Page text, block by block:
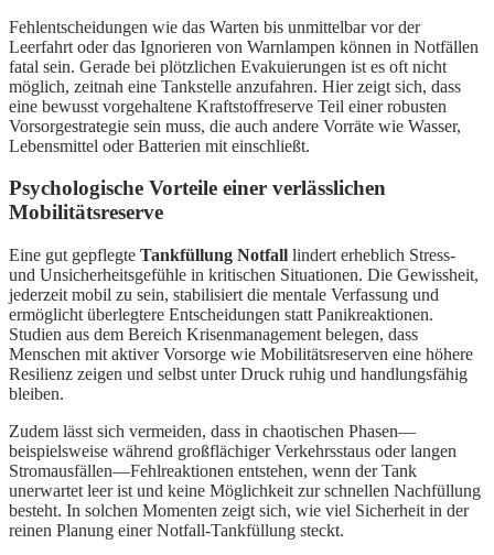
Fehlentscheidungen wie das Warten bis unmittelbar vor der
Leerfahrt oder das Ignorieren von Warnlampen können in Notfällen
fatal sein. Gerade bei plötzlichen Evakuierungen ist es oft nicht
möglich, zeitnah eine Tankstelle anzufahren. Hier zeigt sich, dass
eine bewusst vorgehaltene Kraftstoffreserve Teil einer robusten
Vorsorgestrategie sein muss, die auch andere Vorräte wie Wasser,
Lebensmittel oder Batterien mit einschließt.
Psychologische Vorteile einer verlässlichen
Mobilitätsreserve
Eine gut gepflegte Tankfüllung Notfall lindert erheblich Stress-
und Unsicherheitsgefühle in kritischen Situationen. Die Gewissheit,
jederzeit mobil zu sein, stabilisiert die mentale Verfassung und
ermöglicht überlegtere Entscheidungen statt Panikreaktionen.
Studien aus dem Bereich Krisenmanagement belegen, dass
Menschen mit aktiver Vorsorge wie Mobilitätsreserven eine höhere
Resilienz zeigen und selbst unter Druck ruhig und handlungsfähig
bleiben.
Zudem lässt sich vermeiden, dass in chaotischen Phasen—
beispielsweise während großflächiger Verkehrsstaus oder langen
Stromausfällen—Fehlreaktionen entstehen, wenn der Tank
unerwartet leer ist und keine Möglichkeit zur schnellen Nachfüllung
besteht. In solchen Momenten zeigt sich, wie viel Sicherheit in der
reinen Planung einer Notfall-Tankfüllung steckt.